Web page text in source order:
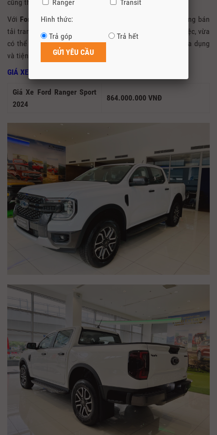
cũng thể thao.
Với Ford Ranger Wildtrak
quý vị có thể xem như một dòng bán
tải trang bị như xe hạng sang, vừa có thể phục vụ công việc, vừa
có thể sử dụng để đi chơi như một chiếc xe du lịch, rất đa dụng
và tiện nghi.
GIÁ XE FORD RANGER SPORT 2024
Giá Xe Ford Ranger Sport
2024
864.000.000 VNĐ
Ranger
Transit
Hình thức:
Trả góp
Trả hết